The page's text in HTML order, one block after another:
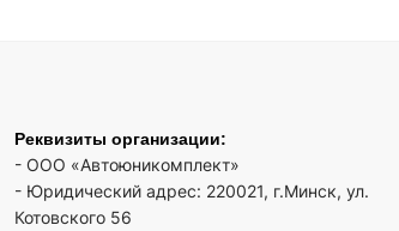
Реквизиты организации:
- ООО «Автоюникомплект»
- Юридический адрес: 220021, г.Минск, ул.
Котовского 56